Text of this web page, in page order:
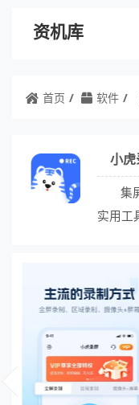
资机库
首页 软件
小虎
集
实用工